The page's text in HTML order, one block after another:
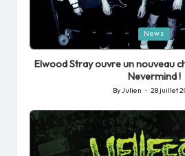
Posted
in
News
Elwood Stray ouvre un nouveau
Nevermind !
Posted
ByJulien 28 juillet